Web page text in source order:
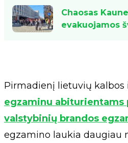
Chaosas
evakuojamos
Pirmadienį lietuvių kalbos
egzaminu abiturientams
valstybinių brandos
egzamino laukia daugiau